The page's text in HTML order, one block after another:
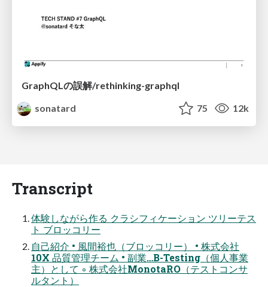
GraphQLの誤解/rethinking-graphql
sonatard
75 12k
Transcript
体験しながら作る クラシフィケーション ツリーテス
ト ブロッコリー
自己紹介 • 風間裕也（ブロッコリー） • 株式会社
10X 品質管理チーム • 副業…B-Testing（個人事業
主）として ◦ 株式会社MonotaRO（テストコンサ
ルタント）